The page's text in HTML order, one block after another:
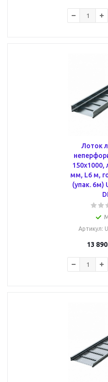
Лоток
150х1000,
мм, L6 м,
(упак. 6м)
Артикул:
13